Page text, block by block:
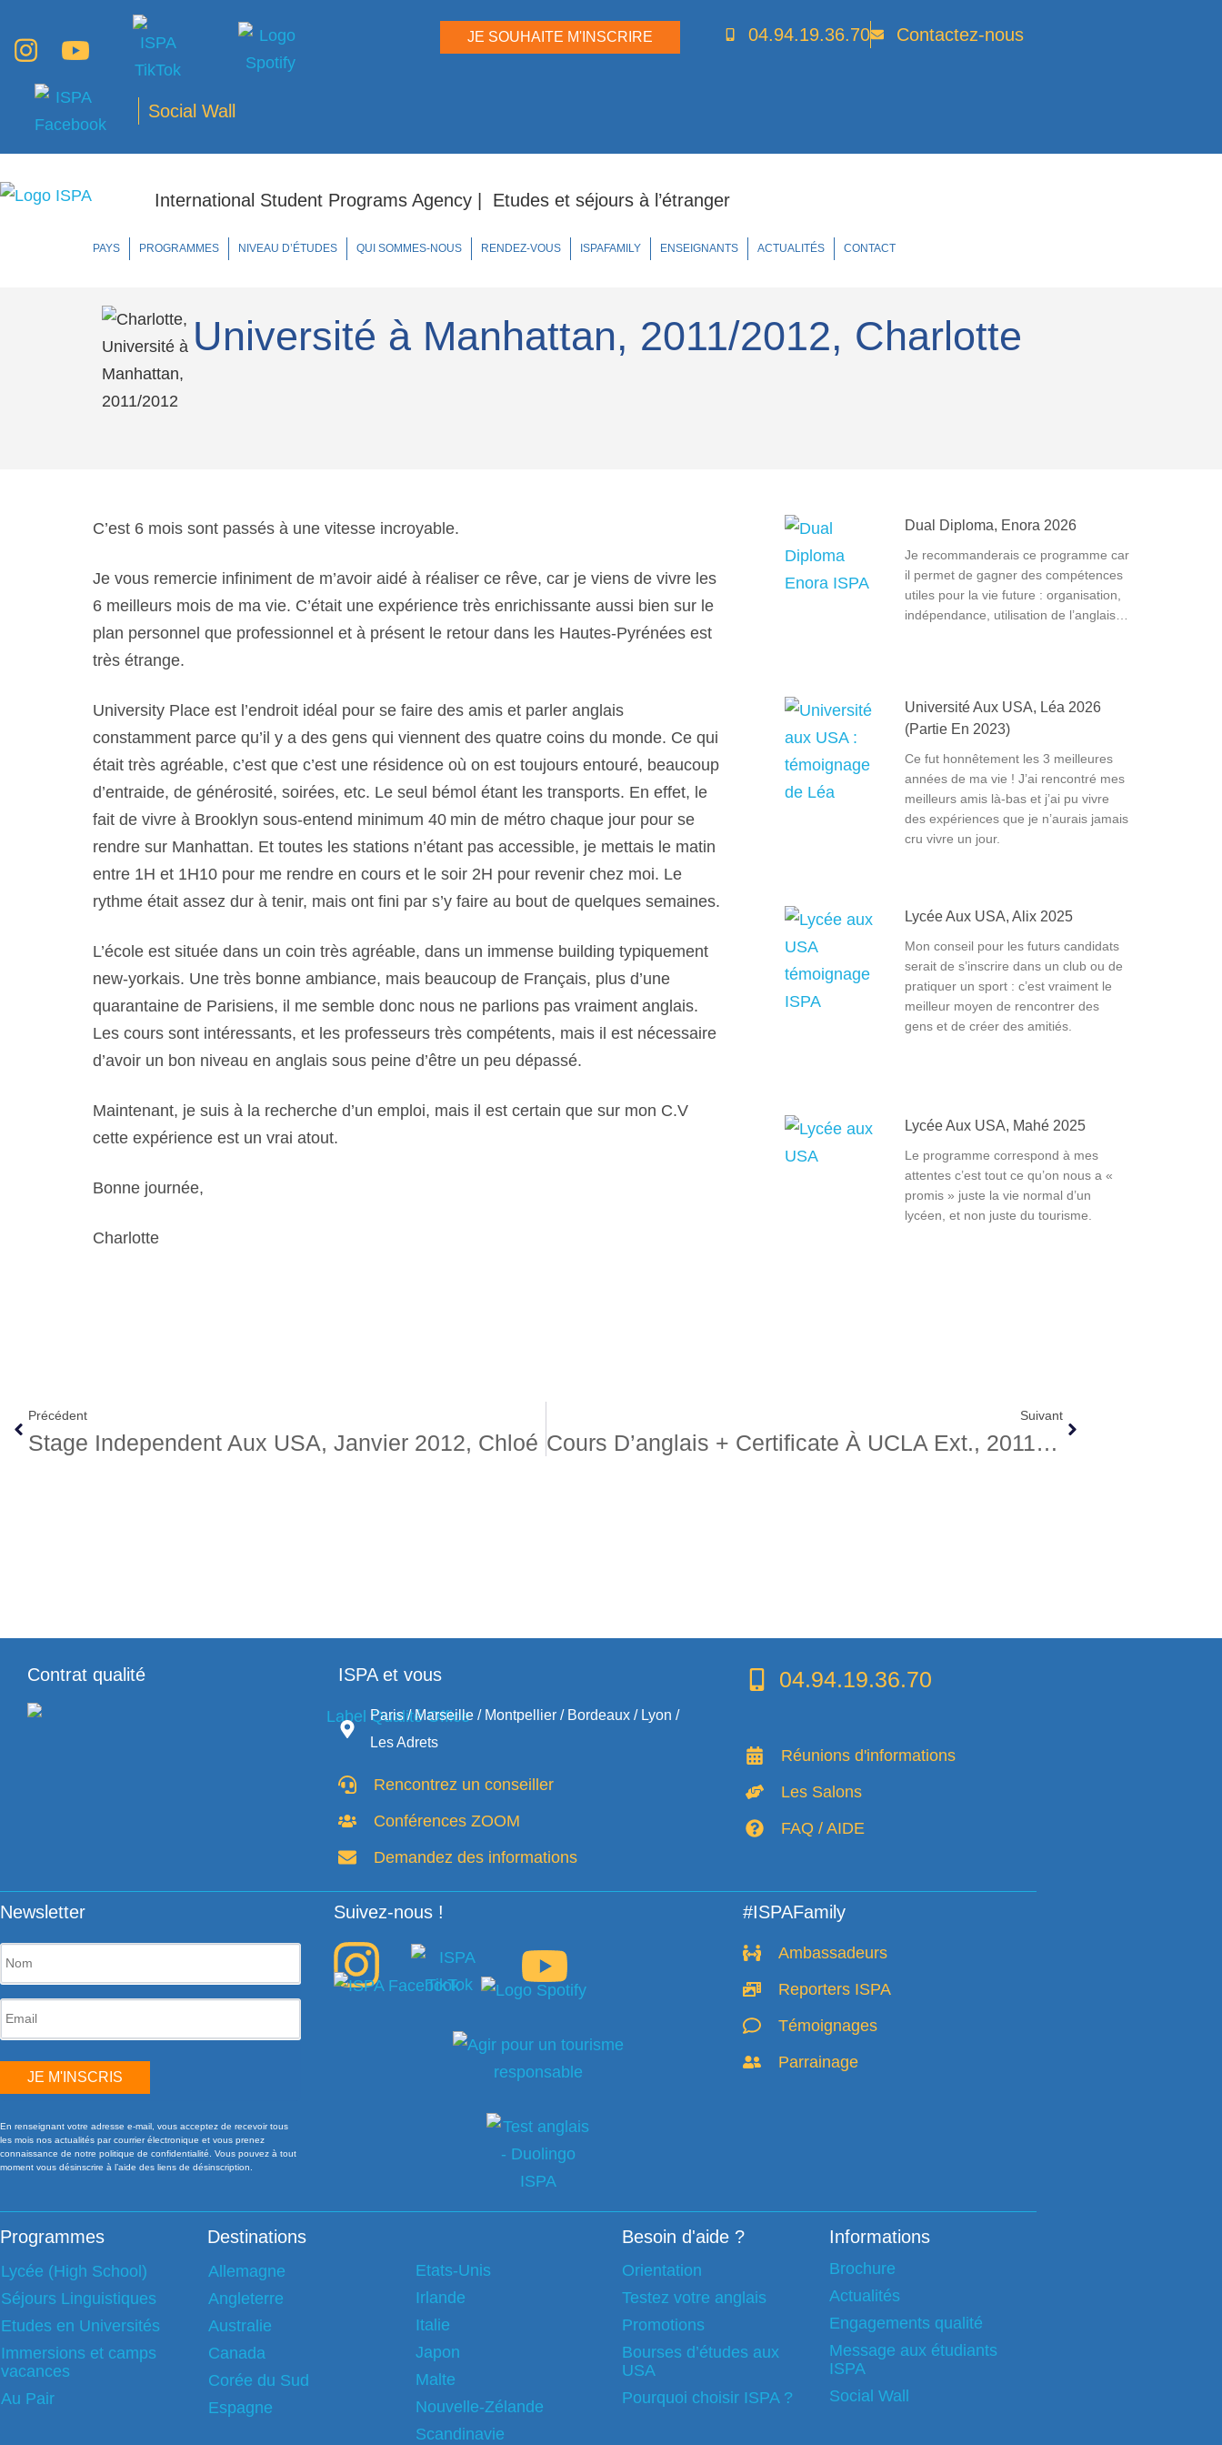
Social Wall
JE SOUHAITE M'INSCRIRE 04.94.19.36.70 Contactez-nous
International Student Programs Agency | Etudes et séjours à l’étranger
PAYS PROGRAMMES NIVEAU D’ÉTUDES QUI SOMMES-NOUS RENDEZ-VOUS ISPAFAMILY ENSEIGNANTS ACTUALITÉS CONTACT
Université à Manhattan, 2011/2012, Charlotte
C’est 6 mois sont passés à une vitesse incroyable.
Je vous remercie infiniment de m’avoir aidé à réaliser ce rêve, car je viens de vivre les
6 meilleurs mois de ma vie. C’était une expérience très enrichissante aussi bien sur le
plan personnel que professionnel et à présent le retour dans les Hautes-Pyrénées est
très étrange.
University Place est l’endroit idéal pour se faire des amis et parler anglais
constamment parce qu’il y a des gens qui viennent des quatre coins du monde. Ce qui
était très agréable, c’est que c’est une résidence où on est toujours entouré, beaucoup
d’entraide, de générosité, soirées, etc. Le seul bémol étant les transports. En effet, le
fait de vivre à Brooklyn sous-entend minimum 40 min de métro chaque jour pour se
rendre sur Manhattan. Et toutes les stations n’étant pas accessible, je mettais le matin
entre 1H et 1H10 pour me rendre en cours et le soir 2H pour revenir chez moi. Le
rythme était assez dur à tenir, mais ont fini par s’y faire au bout de quelques semaines.
L’école est située dans un coin très agréable, dans un immense building typiquement
new-yorkais. Une très bonne ambiance, mais beaucoup de Français, plus d’une
quarantaine de Parisiens, il me semble donc nous ne parlions pas vraiment anglais.
Les cours sont intéressants, et les professeurs très compétents, mais il est nécessaire
d’avoir un bon niveau en anglais sous peine d’être un peu dépassé.
Maintenant, je suis à la recherche d’un emploi, mais il est certain que sur mon C.V
cette expérience est un vrai atout.
Bonne journée,
Charlotte
Dual Diploma, Enora 2026
Je recommanderais ce programme car
il permet de gagner des compétences
utiles pour la vie future : organisation,
indépendance, utilisation de l’anglais…
Université Aux USA, Léa 2026
(partie En 2023)
Ce fut honnêtement les 3 meilleures
années de ma vie ! J’ai rencontré mes
meilleurs amis là-bas et j’ai pu vivre
des expériences que je n’aurais jamais
cru vivre un jour.
Lycée Aux USA, Alix 2025
Mon conseil pour les futurs candidats
serait de s’inscrire dans un club ou de
pratiquer un sport : c’est vraiment le
meilleur moyen de rencontrer des
gens et de créer des amitiés.
Lycée Aux USA, Mahé 2025
Le programme correspond à mes
attentes c’est tout ce qu’on nous a «
promis » juste la vie normal d’un
lycéen, et non juste du tourisme.
Précédent
Stage Independent Aux USA, Janvier 2012, Chloé
Suivant
Cours D’anglais + Certificate À UCLA Ext., 2011/2012, Laura
Contrat qualité ISPA et vous
Paris / Marseille / Montpellier / Bordeaux / Lyon /
Les Adrets
Rencontrez un conseiller
Conférences ZOOM
Demandez des informations
04.94.19.36.70
Réunions d'informations
Les Salons
FAQ / AIDE
Newsletter
JE M'INSCRIS
En renseignant votre adresse e-mail, vous acceptez de recevoir tous
les mois nos actualités par courrier électronique et vous prenez
connaissance de notre politique de confidentialité. Vous pouvez à tout
moment vous désinscrire à l’aide des liens de désinscription.
Suivez-nous ! #ISPAFamily
Ambassadeurs
Reporters ISPA
Témoignages
Parrainage
Programmes
Lycée (High School)
Séjours Linguistiques
Etudes en Universités
Immersions et camps
vacances
Au Pair
Destinations
Allemagne
Angleterre
Australie
Canada
Corée du Sud
Espagne
Etats-Unis
Irlande
Italie
Japon
Malte
Nouvelle-Zélande
Scandinavie
Besoin d'aide ?
Orientation
Testez votre anglais
Promotions
Bourses d’études aux
USA
Pourquoi choisir ISPA ?
Informations
Brochure
Actualités
Engagements qualité
Message aux étudiants
ISPA
Social Wall